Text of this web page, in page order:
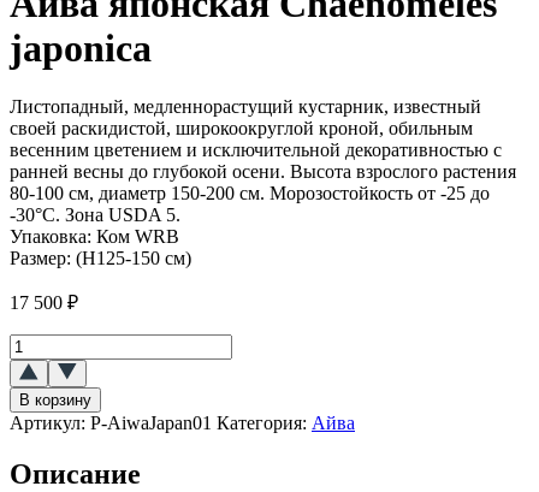
japonica
Листопадный, медленнорастущий кустарник, известный
своей раскидистой, широкоокруглой кроной, обильным
весенним цветением и исключительной декоративностью с
ранней весны до глубокой осени. Высота взрослого растения
80-100 см, диаметр 150-200 см. Морозостойкость от -25 до
-30°C. Зона USDA 5.
Упаковка: Ком WRB
Размер: (H125-150 см)
17 500 ₽
Количество
товара
Айва
японская
(Chaenomeles
В корзину
Артикул: P-AiwaJapan01 Категория: Айва
Описание